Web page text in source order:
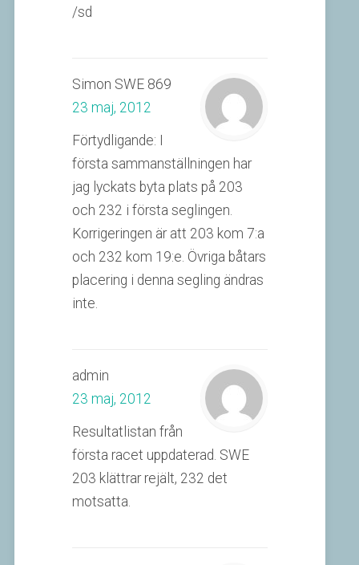
/sd
Simon SWE 869
23 maj, 2012
Förtydligande: I
första sammanställningen har
jag lyckats byta plats på 203
och 232 i första seglingen.
Korrigeringen är att 203 kom 7:a
och 232 kom 19:e. Övriga båtars
placering i denna segling ändras
inte.
admin
23 maj, 2012
Resultatlistan från
första racet uppdaterad. SWE
203 klättrar rejält, 232 det
motsatta.